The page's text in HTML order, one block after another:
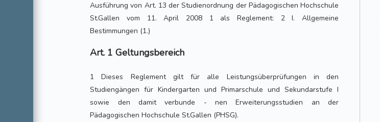
Ausführung von Art. 13 der Studienordnung der Pädagogischen Hochschule
St.Gallen vom 11. April 2008 1 als Reglement: 2 I. Allgemeine
Bestimmungen (1.)
Art. 1 Geltungsbereich
1 Dieses Reglement gilt für alle Leistungsüberprüfungen in den
Studiengängen für Kindergarten und Primarschule und Sekundarstufe I
sowie den damit verbunde - nen Erweiterungsstudien an der
Pädagogischen Hochschule St.Gallen (PHSG).